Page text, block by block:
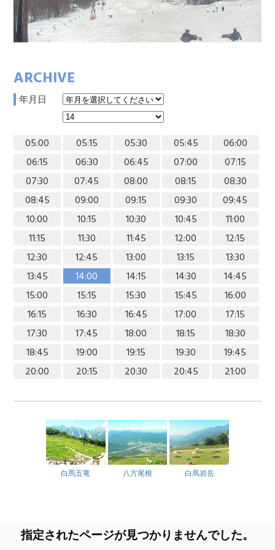
ARCHIVE
年月日
05:00 05:15 05:30 05:45
06:00
06:15
06:30 06:45 07:00
07:15
07:30
07:45 08:00 08:15
08:30
08:45
09:00 09:15 09:30
09:45
10:00
10:15 10:30 10:45
11:00
11:15
11:30 11:45 12:00
12:15
12:30
12:45 13:00 13:15
13:30
13:45
14:00 14:15 14:30
14:45
15:00
15:15 15:30 15:45
16:00
16:15
16:30 16:45 17:00
17:15
17:30
17:45 18:00 18:15
18:30
18:45
19:00 19:15 19:30
19:45
20:00
20:15 20:30 20:45 21:00
白馬五竜 八方尾根 白馬岩岳